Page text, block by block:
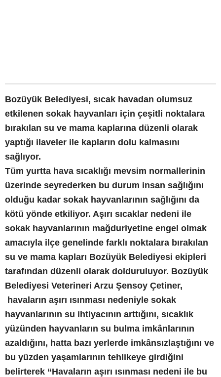
Bozüyük Belediyesi, sıcak havadan olumsuz
etkilenen sokak hayvanları için çeşitli noktalara
bırakılan su ve mama kaplarına düzenli olarak
yaptığı ilaveler ile kapların dolu kalmasını
sağlıyor.
Tüm yurtta hava sıcaklığı mevsim normallerinin
üzerinde seyrederken bu durum insan sağlığını
olduğu kadar sokak hayvanlarının sağlığını da
kötü yönde etkiliyor. Aşırı sıcaklar nedeni ile
sokak hayvanlarının mağduriyetine engel olmak
amacıyla ilçe genelinde farklı noktalara bırakılan
su ve mama kapları Bozüyük Belediyesi ekipleri
tarafından düzenli olarak dolduruluyor. Bozüyük
Belediyesi Veterineri Arzu Şensoy Çetiner,
havaların aşırı ısınması nedeniyle sokak
hayvanlarının su ihtiyacının arttığını, sıcaklık
yüzünden hayvanların su bulma imkânlarının
azaldığını, hatta bazı yerlerde imkânsızlaştığını ve
bu yüzden yaşamlarının tehlikeye girdiğini
belirterek “Havaların aşırı ısınması nedeni ile bu